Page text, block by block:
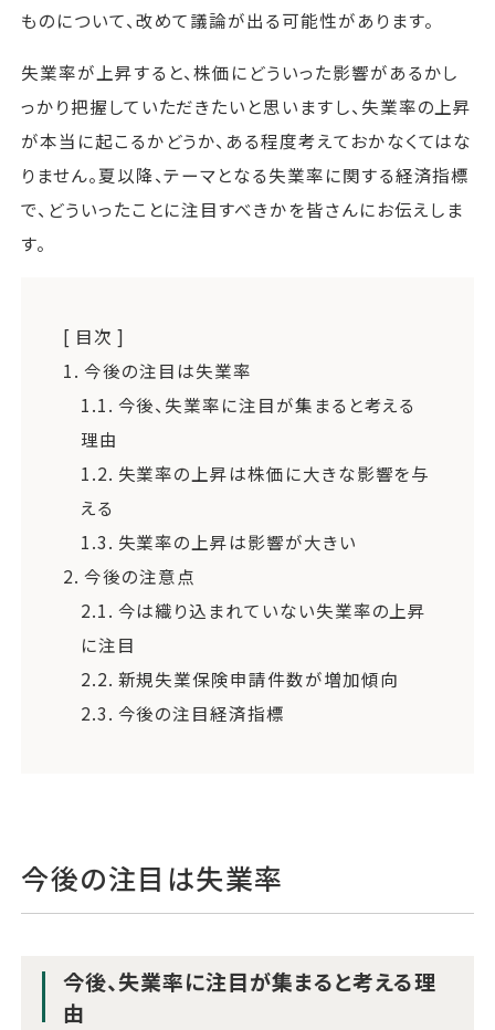
ものについて、改めて議論が出る可能性があります。
失業率が上昇すると、株価にどういった影響があるかし
っかり把握していただきたいと思いますし、失業率の上昇
が本当に起こるかどうか、ある程度考えておかなくてはな
りません。夏以降、テーマとなる失業率に関する経済指標
で、どういったことに注目すべきかを皆さんにお伝えしま
す。
[ 目次 ]
1. 今後の注目は失業率
1.1. 今後、失業率に注目が集まると考える
理由
1.2. 失業率の上昇は株価に大きな影響を与
える
1.3. 失業率の上昇は影響が大きい
2. 今後の注意点
2.1. 今は織り込まれていない失業率の上昇
に注目
2.2. 新規失業保険申請件数が増加傾向
2.3. 今後の注目経済指標
今後の注目は失業率
今後、失業率に注目が集まると考える理
由